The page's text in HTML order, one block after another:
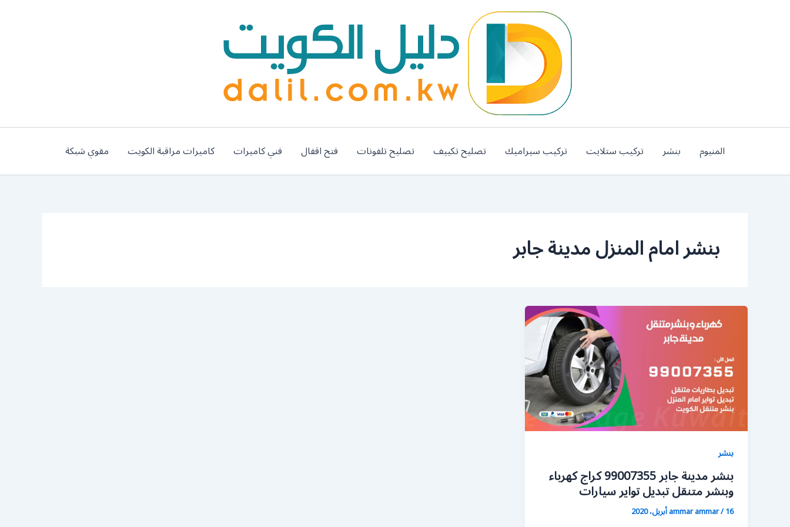
المنيوم بنشر تركيب ستلايت تركيب سيراميك تصليح تكييف تصليح تلفونات فتح اقفال فني كاميرات كاميرات مراقبة الكويت مقوي شبكة
بنشر امام المنزل مدينة جابر
بنشر
بنشر مدينة جابر 99007355 كراج كهرباء
وبنشر متنقل تبديل تواير سيارات
ammar ammar/16 أبريل، 2020